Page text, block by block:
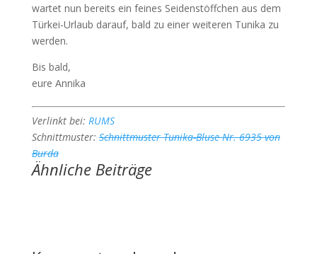
wartet nun bereits ein feines Seidenstöffchen aus dem
Türkei-Urlaub darauf, bald zu einer weiteren Tunika zu
werden.
Bis bald,
eure Annika
Verlinkt bei: RUMS
Schnittmuster:Schnittmuster Tunika-Bluse Nr. 6935 von
Burda
Ähnliche Beiträge